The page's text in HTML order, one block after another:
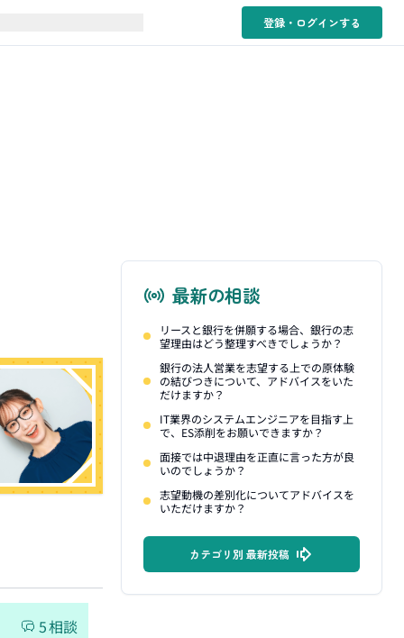
登録・ログインする
5相談
最新の相談
リースと銀行を併願する場合、銀行の志
望理由はどう整理すべきでしょうか？
銀行の法人営業を志望する上での原体験
の結びつきについて、アドバイスをいた
だけますか？
IT業界のシステムエンジニアを目指す上
で、ES添削をお願いできますか？
面接では中退理由を正直に言った方が良
いのでしょうか？
志望動機の差別化についてアドバイスを
いただけますか？
カテゴリ別 最新投稿